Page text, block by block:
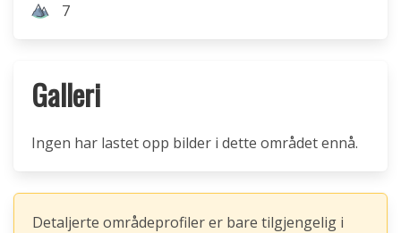
7
Galleri
Ingen har lastet opp bilder i dette området ennå.
Detaljerte områdeprofiler er bare tilgjengelig i